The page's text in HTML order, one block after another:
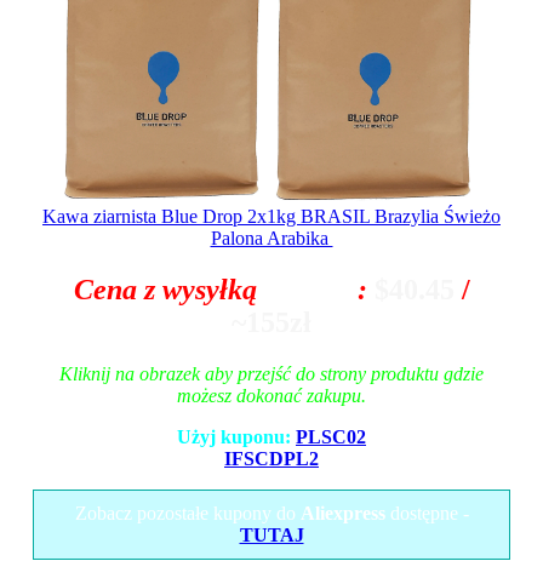
Kawa ziarnista Blue Drop 2x1kg BRASIL Brazylia Świeżo
Palona Arabika
Cena z wysyłkąz Polski :
/
Kliknij na obrazek aby przejść do strony produktu gdzie
możesz dokonać zakupu.
Użyj kuponu: PLSC02
IFSCDPL2
Zobacz pozostałe kupony do Aliexpressdostępne -
TUTAJ